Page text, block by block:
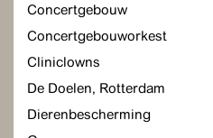
Concertgebouw
Concertgebouworkest
Cliniclowns
De Doelen, Rotterdam
Dierenbescherming